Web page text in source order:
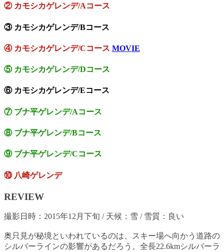
② カモシカゲレンデ/Aコース
③カモシカゲレンデ/Bコース
④ カモシカゲレンデ/Cコース MOVIE
⑤ カモシカゲレンデ/Dコース
⑥ カモシカゲレンデ/Eコース
⑦ ブナ平ゲレンデ/Aコース
⑧ ブナ平ゲレンデ/Bコース
⑨ ブナ平ゲレンデ/Cコース
⑩ 八崎ゲレンデ
REVIEW
撮影日時： 2015年12月下旬 / 天候：雪 / 雪質： 良い
奥只見が秘境といわれているのは、スキー場へ向かう道路の
シルバーラインの影響があるだろう。全長22.6kmシルバーラ